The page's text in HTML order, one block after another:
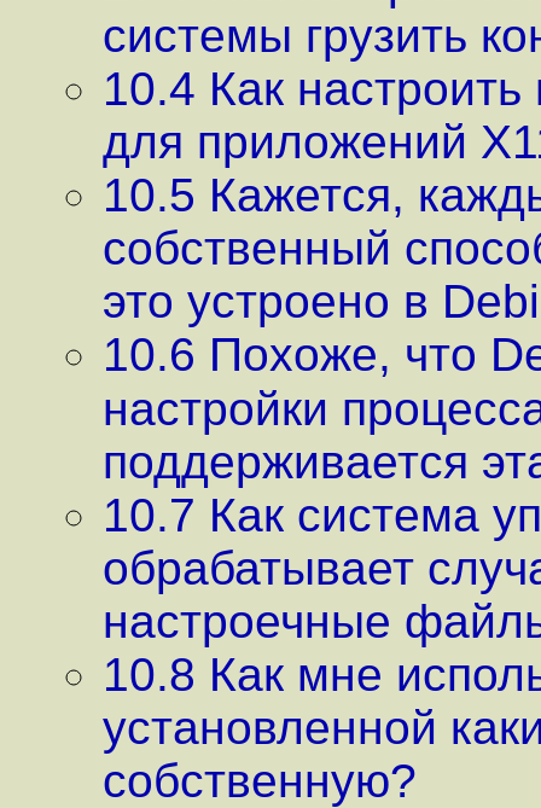
системы грузить
10.4 Как
для приложений
10.5 Кажется,
собственный
это устроено в
10.6 Похоже, что
настройки
поддерживается
10.7 Как система
обрабатывает
настроечные
10.8 Как мне
установленной
собственную?